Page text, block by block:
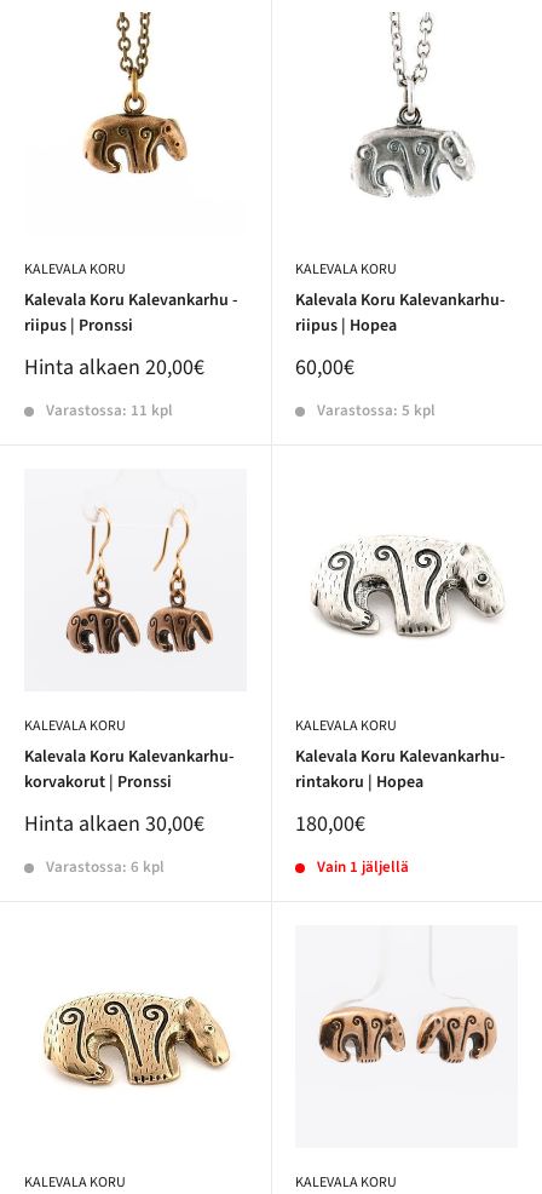
KALEVALA KORU
Kalevala Koru Kalevankarhu -
riipus | Pronssi
Hinta alkaen 20,00€
Varastossa: 11 kpl
KALEVALA KORU
Kalevala Koru Kalevankarhu-
riipus | Hopea
60,00€
Varastossa: 5 kpl
KALEVALA KORU
Kalevala Koru Kalevankarhu-
korvakorut | Pronssi
Hinta alkaen 30,00€
Varastossa: 6 kpl
KALEVALA KORU
Kalevala Koru Kalevankarhu-
rintakoru | Hopea
180,00€
Vain 1 jäljellä
KALEVALA KORU KALEVALA KORU